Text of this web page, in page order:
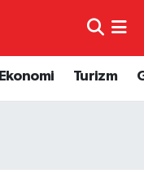
Ekonomi Turizm